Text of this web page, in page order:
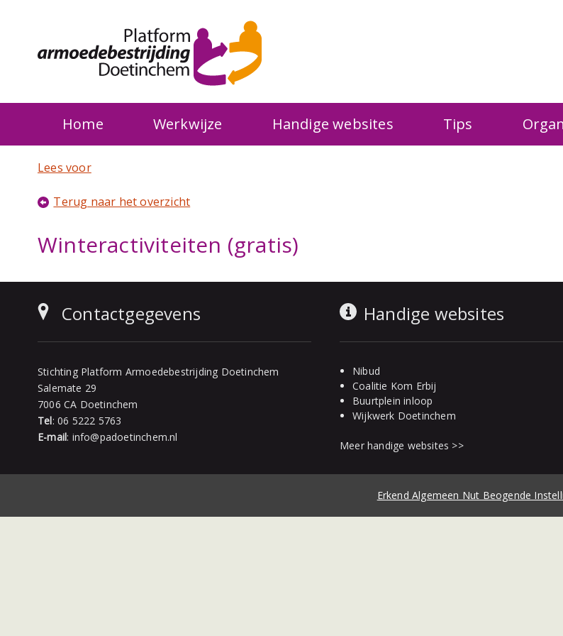
Home Werkwijze Handige websites Tips
Lees voor
Terug naar het overzicht
Winteractiviteiten (gratis)
Contactgegevens
Stichting Platform Armoedebestrijding Doetinchem
Salemate 29
7006 CA Doetinchem
Tel:06 5222 5763
E-mail: info@padoetinchem.nl
Handige websites
Nibud
Coalitie Kom Erbij
Buurtplein inloop
Wijkwerk Doetinchem
Meer handige websites >>
Erkend Algemeen Nut Beogende